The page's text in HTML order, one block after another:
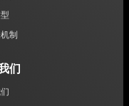
制
们